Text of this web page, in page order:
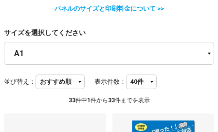
パネルのサイズと印刷料金について >>
サイズを選択してください
並び替え： 表示件数：
33件中1 件から 33件までを表示